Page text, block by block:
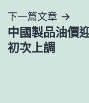
覽
下一篇文章
中國製品油價
初次上調